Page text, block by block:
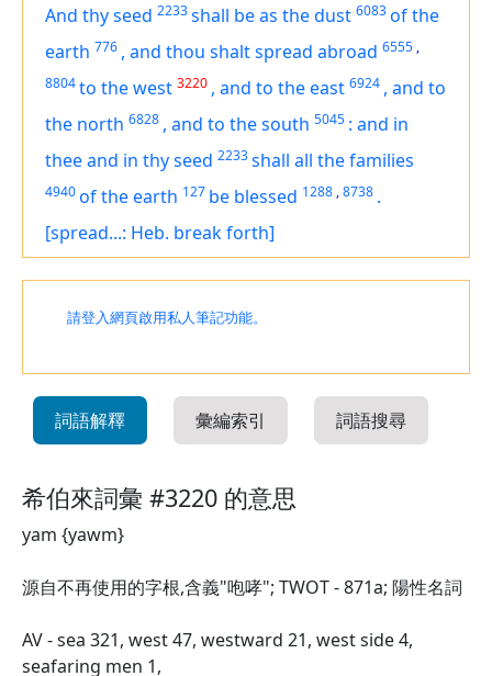
And thy seed 2233shall be as the dust 6083of the
earth 776 , and thou shalt spread abroad 6555 ,
8804to the west 3220 , and to the east 6924 , and to
the north 6828 , and to the south 5045 : and in
thee and in thy seed 2233shall all the families
4940of the earth 127 be blessed 1288 ,8738 .
[spread...: Heb. break forth]
請登入網頁啟用私人筆記功能。
詞語解釋 彙編索引 詞語搜尋
希伯來詞彙 #3220 的意思
yam {yawm}
源自不再使用的字根,含義"咆哮"; TWOT - 871a; 陽性名詞
AV - sea 321, west 47, westward 21, west side 4,
seafaring men 1,